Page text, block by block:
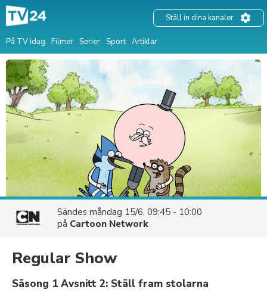
På TV idag Filmer Serier Sport Artiklar
Ställ in dina kanaler
Sändes måndag 15/6, 09:45 - 10:00
på Cartoon Network
Regular Show
Säsong 1 Avsnitt 2: Ställ fram stolarna